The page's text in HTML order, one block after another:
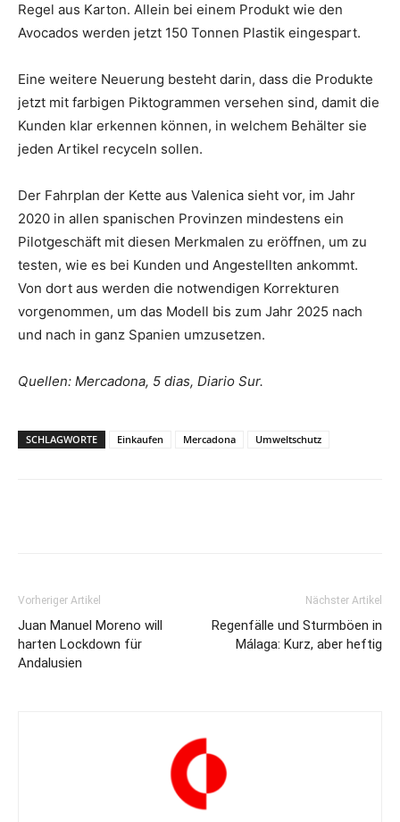
Regel aus Karton. Allein bei einem Produkt wie den
Avocados werden jetzt 150 Tonnen Plastik eingespart.
Eine weitere Neuerung besteht darin, dass die Produkte
jetzt mit farbigen Piktogrammen versehen sind, damit die
Kunden klar erkennen können, in welchem Behälter sie
jeden Artikel recyceln sollen.
Der Fahrplan der Kette aus Valenica sieht vor, im Jahr
2020 in allen spanischen Provinzen mindestens ein
Pilotgeschäft mit diesen Merkmalen zu eröffnen, um zu
testen, wie es bei Kunden und Angestellten ankommt.
Von dort aus werden die notwendigen Korrekturen
vorgenommen, um das Modell bis zum Jahr 2025 nach
und nach in ganz Spanien umzusetzen.
Quellen: Mercadona, 5 dias, Diario Sur.
SCHLAGWORTE Einkaufen Mercadona Umweltschutz
Vorheriger Artikel
Juan Manuel Moreno will
harten Lockdown für
Andalusien
Nächster Artikel
Regenfälle und Sturmböen in
Málaga: Kurz, aber heftig